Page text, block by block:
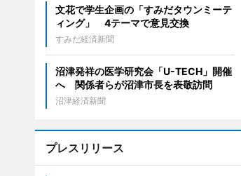
文花で学生企画の「すみだタウンミーテ
ィング」 4テーマで意見交換
すみだ経済新聞
沼津発祥の医学研究会「U-TECH」開催
へ 関係者らが沼津市長を表敬訪問
沼津経済新聞
プレスリリース